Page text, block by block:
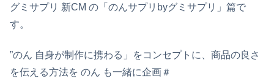
グミサプリ 新CM の「のんサプリbyグミサプリ」篇で
す。
”のん 自身が制作に携わる」をコンセプトに、商品の良さ
を伝える方法を のん も一緒に企画＃